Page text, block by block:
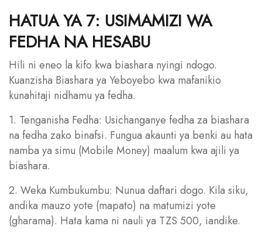
HATUA YA 7: USIMAMIZI WA
FEDHA NA HESABU
Hili ni eneo la kifo kwa biashara nyingi ndogo.
Kuanzisha Biashara ya Yeboyebo kwa mafanikio
kunahitaji nidhamu ya fedha.
1. Tenganisha Fedha: Usichanganye fedha za biashara
na fedha zako binafsi. Fungua akaunti ya benki au hata
namba ya simu (Mobile Money) maalum kwa ajili ya
biashara.
2. Weka Kumbukumbu: Nunua daftari dogo. Kila siku,
andika mauzo yote (mapato) na matumizi yote
(gharama). Hata kama ni nauli ya TZS 500, iandike.